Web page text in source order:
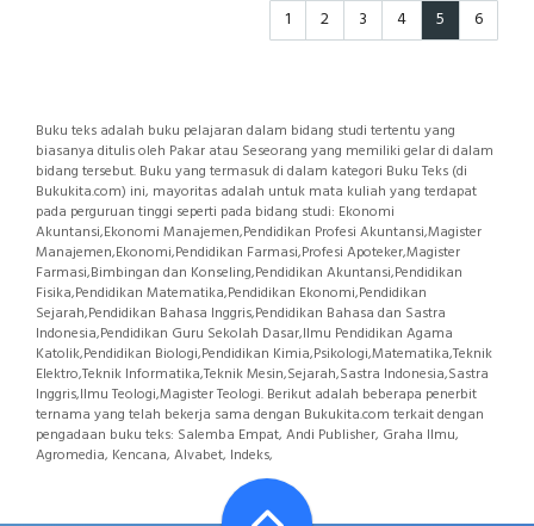
1 2 3 4 5 6
Buku teks adalah buku pelajaran dalam bidang studi tertentu yang
biasanya ditulis oleh Pakar atau Seseorang yang memiliki gelar di dalam
bidang tersebut. Buku yang termasuk di dalam kategori Buku Teks (di
Bukukita.com) ini, mayoritas adalah untuk mata kuliah yang terdapat
pada perguruan tinggi seperti pada bidang studi: Ekonomi
Akuntansi,Ekonomi Manajemen,Pendidikan Profesi Akuntansi,Magister
Manajemen,Ekonomi,Pendidikan Farmasi,Profesi Apoteker,Magister
Farmasi,Bimbingan dan Konseling,Pendidikan Akuntansi,Pendidikan
Fisika,Pendidikan Matematika,Pendidikan Ekonomi,Pendidikan
Sejarah,Pendidikan Bahasa Inggris,Pendidikan Bahasa dan Sastra
Indonesia,Pendidikan Guru Sekolah Dasar,Ilmu Pendidikan Agama
Katolik,Pendidikan Biologi,Pendidikan Kimia,Psikologi,Matematika,Teknik
Elektro,Teknik Informatika,Teknik Mesin,Sejarah,Sastra Indonesia,Sastra
Inggris,Ilmu Teologi,Magister Teologi. Berikut adalah beberapa penerbit
ternama yang telah bekerja sama dengan Bukukita.com terkait dengan
pengadaan buku teks: Salemba Empat, Andi Publisher, Graha Ilmu,
Agromedia, Kencana, Alvabet, Indeks,